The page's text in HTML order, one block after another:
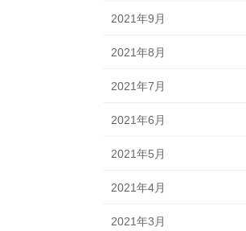
2021年9月
2021年8月
2021年7月
2021年6月
2021年5月
2021年4月
2021年3月